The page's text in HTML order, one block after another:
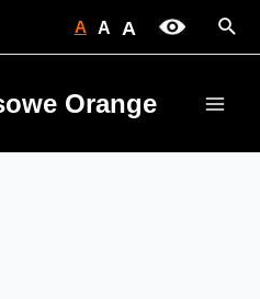
A A A
Orange